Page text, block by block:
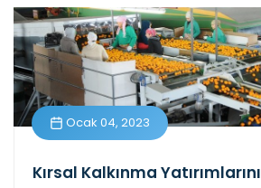
Ocak 04, 2023
Kırsal Kalkınma